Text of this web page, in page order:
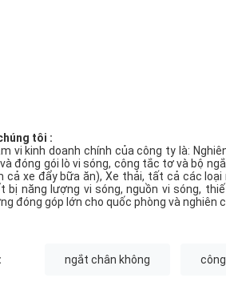
tôi :
vi kinh doanh chính của công ty là:
đóng gói lò vi sóng, công tắc tơ và bộ
cả xe đẩy bữa ăn), Xe thải, tất cả các
bị năng lượng vi sóng, nguồn vi sóng,
đóng góp lớn cho quốc phòng và nghiên
ngắt chân không